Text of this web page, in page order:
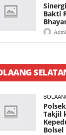
Bakti
Takjil
Bolsel